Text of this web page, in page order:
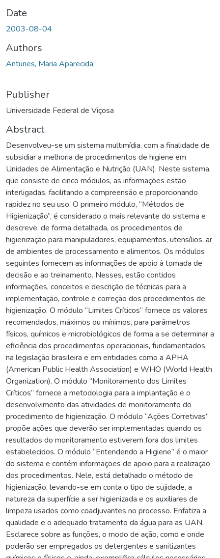
Date
2003-08-04
Authors
Antunes, Maria Aparecida
Publisher
Universidade Federal de Viçosa
Abstract
Desenvolveu-se um sistema multimídia, com a finalidade de
subsidiar a melhoria de procedimentos de higiene em
Unidades de Alimentação e Nutrição (UAN). Neste sistema,
que consiste de cinco módulos, as informações estão
interligadas, facilitando a compreensão e proporcionando
rapidez no seu uso. O primeiro módulo, “Métodos de
Higienização”, é considerado o mais relevante do sistema e
descreve, de forma detalhada, os procedimentos de
higienização para manipuladores, equipamentos, utensílios, ar
de ambientes de processamento e alimentos. Os módulos
seguintes fornecem as informações de apoio à tomada de
decisão e ao treinamento. Nesses, estão contidos
informações, conceitos e descrição de técnicas para a
implementação, controle e correção dos procedimentos de
higienização. O módulo “Limites Críticos” fornece os valores
recomendados, máximos ou mínimos, para parâmetros
físicos, químicos e microbiológicos de forma a se determinar a
eficiência dos procedimentos operacionais, fundamentados
na legislação brasileira e em entidades como a APHA
(American Public Health Association) e WHO (World Health
Organization). O módulo “Monitoramento dos Limites
Críticos” fornece a metodologia para a implantação e o
desenvolvimento das atividades de monitoramento do
procedimento de higienização. O módulo “Ações Corretivas”
propõe ações que deverão ser implementadas quando os
resultados do monitoramento estiverem fora dos limites
estabelecidos. O módulo “Entendendo a Higiene” é o maior
do sistema e contém informações de apoio para a realização
dos procedimentos. Nele, está detalhado o método de
higienização, levando-se em conta o tipo de sujidade, a
natureza da superfície a ser higienizada e os auxiliares de
limpeza usados como coadjuvantes no processo. Enfatiza a
qualidade e o adequado tratamento da água para as UAN.
Esclarece sobre as funções, o modo de ação, como e onde
poderão ser empregados os detergentes e sanitizantes